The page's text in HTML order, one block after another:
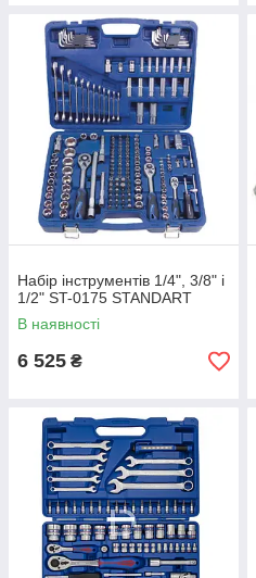
Набір інструментів 1/4", 3/8" і
1/2" ST-0175 STANDART
В наявності
6 525 ₴